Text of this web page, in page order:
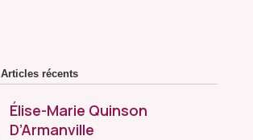
Articles récents
Élise-Marie Quinson
D’Armanville